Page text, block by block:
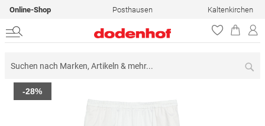
Online-Shop Posthausen Kaltenkirchen
Zum
Ende
-28%